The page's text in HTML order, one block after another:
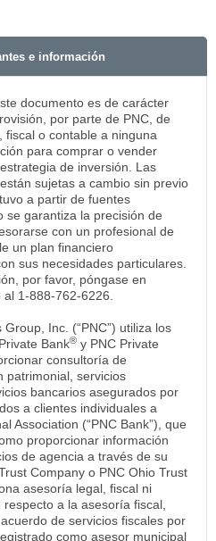
e información
documento es de carácter
por parte de PNC, de
fiscal o contable a ninguna
para comprar o vender
de inversión. Las
sujetas a cambio sin previo
a partir de fuentes
se garantiza la precisión de
con un profesional de
un plan financiero
sus necesidades particulares.
por favor, póngase en
al 1-888-762-6226.
Inc. (“PNC”) utiliza los
Bank® y PNC Private
consultoría de
patrimonial, servicios
bancarios asegurados por
a clientes individuales a
Association (“PNC Bank”), que
proporcionar información
de agencia a través de su
Company o PNC Ohio Trust
asesoría legal, fiscal ni
a la asesoría fiscal,
de servicios fiscales por
como asesor municipal